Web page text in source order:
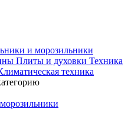
и морозильники
Плиты и духовки Техника
техника